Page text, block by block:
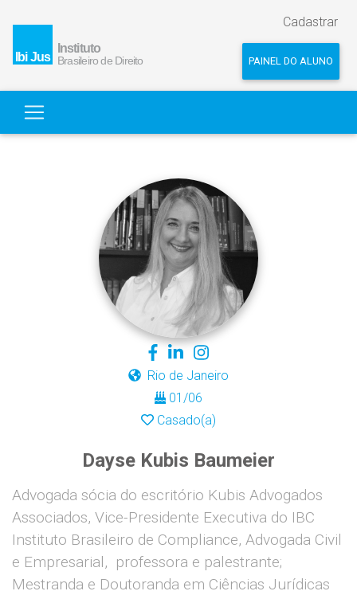
Cadastrar
PAINEL DO ALUNO
Rio de Janeiro
01/06
Casado(a)
Dayse Kubis Baumeier
Advogada sócia do escritório Kubis Advogados
Associados, Vice-Presidente Executiva do IBC
Instituto Brasileiro de Compliance, Advogada Civil
e Empresarial, professora e palestrante;
Mestranda e Doutoranda em Ciências Jurídicas